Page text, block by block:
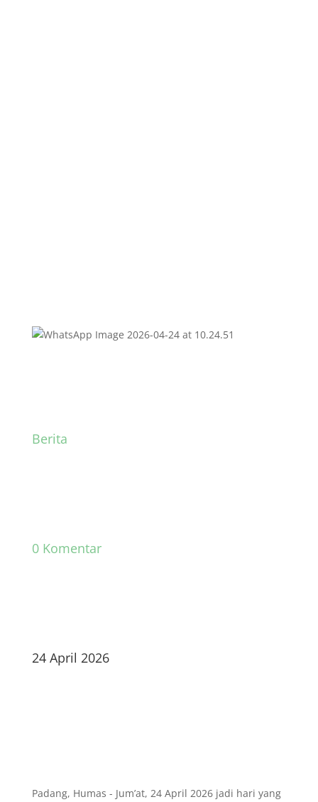
Berita
0 Komentar
24 April 2026
Padang, Humas - Jum’at, 24 April 2026 jadi hari yang